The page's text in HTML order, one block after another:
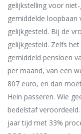
gelijkstelling voor
gemiddelde loopbaan
gelijkgesteld. Bij de
gelijkgesteld. Zelfs
gemiddeld pensioen
per maand, van een
807 euro, en dan
Hein passeren. Wie
bedelstaf
jaar tijd met 33%